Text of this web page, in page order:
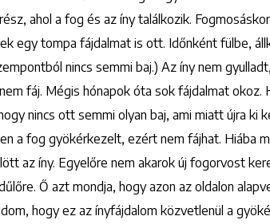
ahol a fog és az íny találkozik.
egy tompa fájdalmat is ott. Időnként fülbe,
nincs semmi baj.) Az íny nem
fáj. Mégis hónapok óta sok fájdalmat okoz.
nincs ott semmi olyan baj, ami miatt újra ki
a fog gyökérkezelt, ezért nem fájhat. Hiába
az íny. Egyelőre nem akarok új fogorvost
Ő azt mondja, hogy azon az oldalon
hogy ez az ínyfájdalom közvetlenül a